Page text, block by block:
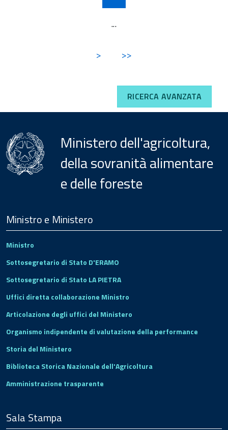
...
> >>
RICERCA AVANZATA
Ministero dell'agricoltura,
della sovranità alimentare
e delle foreste
Footer
Ministro e Ministero
Ministro
Sottosegretario di Stato D'ERAMO
Sottosegretario di Stato LA PIETRA
Uffici diretta collaborazione Ministro
Articolazione degli uffici del Ministero
Organismo indipendente di valutazione della performance
Storia del Ministero
Biblioteca Storica Nazionale dell'Agricoltura
Amministrazione trasparente
Sala Stampa